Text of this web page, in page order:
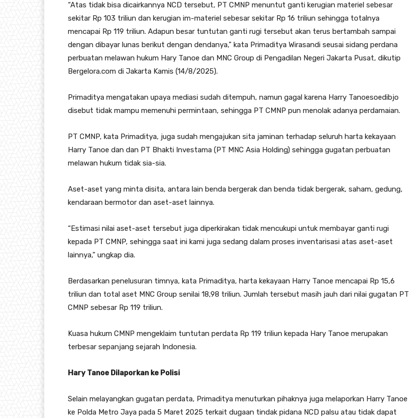
“Atas tidak bisa dicairkannya NCD tersebut, PT CMNP menuntut ganti kerugian materiel sebesar
sekitar Rp 103 triliun dan kerugian im-materiel sebesar sekitar Rp 16 triliun sehingga totalnya
mencapai Rp 119 triliun. Adapun besar tuntutan ganti rugi tersebut akan terus bertambah sampai
dengan dibayar lunas berikut dengan dendanya,” kata Primaditya Wirasandi seusai sidang perdana
perbuatan melawan hukum Hary Tanoe dan MNC Group di Pengadilan Negeri Jakarta Pusat, dikutip
Bergelora.com di Jakarta Kamis (14/8/2025).
Primaditya mengatakan upaya mediasi sudah ditempuh, namun gagal karena Harry Tanoesoedibjo
disebut tidak mampu memenuhi permintaan, sehingga PT CMNP pun menolak adanya perdamaian.
PT CMNP, kata Primaditya, juga sudah mengajukan sita jaminan terhadap seluruh harta kekayaan
Harry Tanoe dan dan PT Bhakti Investama (PT MNC Asia Holding) sehingga gugatan perbuatan
melawan hukum tidak sia-sia.
Aset-aset yang minta disita, antara lain benda bergerak dan benda tidak bergerak, saham, gedung,
kendaraan bermotor dan aset-aset lainnya.
“Estimasi nilai aset-aset tersebut juga diperkirakan tidak mencukupi untuk membayar ganti rugi
kepada PT CMNP, sehingga saat ini kami juga sedang dalam proses inventarisasi atas aset-aset
lainnya,” ungkap dia.
Berdasarkan penelusuran timnya, kata Primaditya, harta kekayaan Harry Tanoe mencapai Rp 15,6
triliun dan total aset MNC Group senilai 18,98 triliun. Jumlah tersebut masih jauh dari nilai gugatan PT
CMNP sebesar Rp 119 triliun.
Kuasa hukum CMNP mengeklaim tuntutan perdata Rp 119 triliun kepada Hary Tanoe merupakan
terbesar sepanjang sejarah Indonesia.
Hary Tanoe Dilaporkan ke Polisi
Selain melayangkan gugatan perdata, Primaditya menuturkan pihaknya juga melaporkan Harry Tanoe
ke Polda Metro Jaya pada 5 Maret 2025 terkait dugaan tindak pidana NCD palsu atau tidak dapat